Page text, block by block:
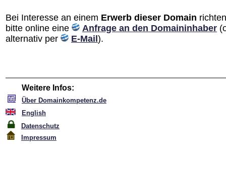
Bei Interesse an einem Erwerb dieser Domain
bitte online eine
Anfrage an den Domain­inhaber
alternativ per
E-Mail ).
Weitere Infos:
Über Domainkompetenz.de
English
Datenschutz
Impressum